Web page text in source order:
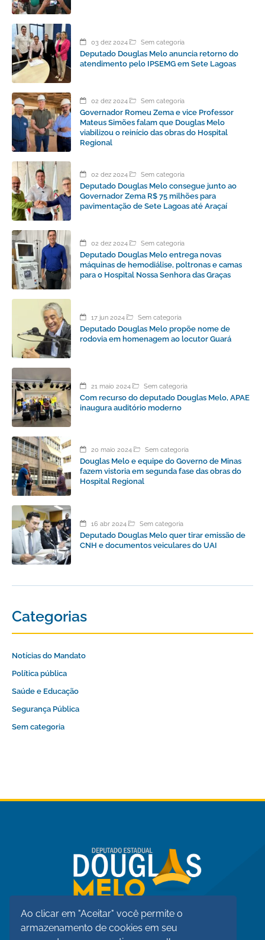
03 dez 2024 Sem categoria
Deputado Douglas Melo anuncia retorno do
atendimento pelo IPSEMG em Sete Lagoas
02 dez 2024 Sem categoria
Governador Romeu Zema e vice Professor
Mateus Simões falam que Douglas Melo
viabilizou o reinício das obras do Hospital
Regional
02 dez 2024 Sem categoria
Deputado Douglas Melo consegue junto ao
Governador Zema R$ 75 milhões para
pavimentação de Sete Lagoas até Araçaí
02 dez 2024 Sem categoria
Deputado Douglas Melo entrega novas
máquinas de hemodiálise, poltronas e camas
para o Hospital Nossa Senhora das Graças
17 jun 2024 Sem categoria
Deputado Douglas Melo propõe nome de
rodovia em homenagem ao locutor Guará
21 maio 2024 Sem categoria
Com recurso do deputado Douglas Melo, APAE
inaugura auditório moderno
20 maio 2024 Sem categoria
Douglas Melo e equipe do Governo de Minas
fazem vistoria em segunda fase das obras do
Hospital Regional
16 abr 2024 Sem categoria
Deputado Douglas Melo quer tirar emissão de
CNH e documentos veiculares do UAI
Categorias
Notícias do Mandato
Política pública
Saúde e Educação
Segurança Pública
Sem categoria
Ao clicar em "Aceitar" você permite o
armazenamento de cookies em seu